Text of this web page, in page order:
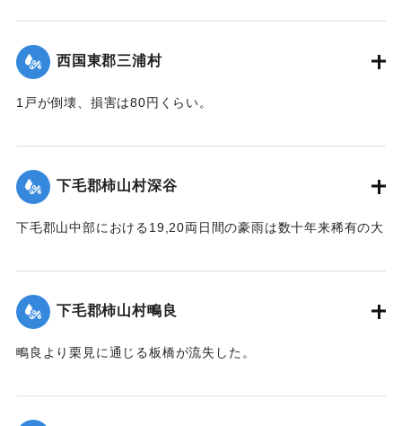
｜固有コード: 00275071
西国東郡三浦村
1戸が倒壊、損害は80円くらい。
｜固有コード:00275064
下毛郡柿山村深谷
下毛郡山中部における19,20両日間の豪雨は数十年来稀有の大
なった。
【出典：大分新聞 大正12年6月23日朝刊7面】
｜固有コード:00275065
下毛郡柿山村鴫良
鴫良より栗見に通じる板橋が流失した。